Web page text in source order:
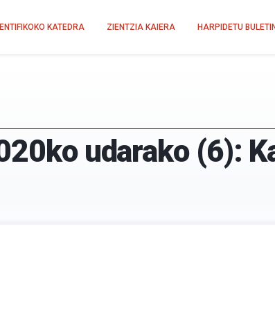
KATEDRA ZIENTZIA KAIERA HARPIDETU
udarako (6):